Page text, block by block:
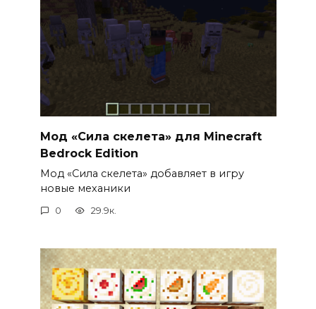
Мод «Сила скелета» для Minecraft
Bedrock Edition
Мод «Сила скелета» добавляет в игру
новые механики
0 29.9к.